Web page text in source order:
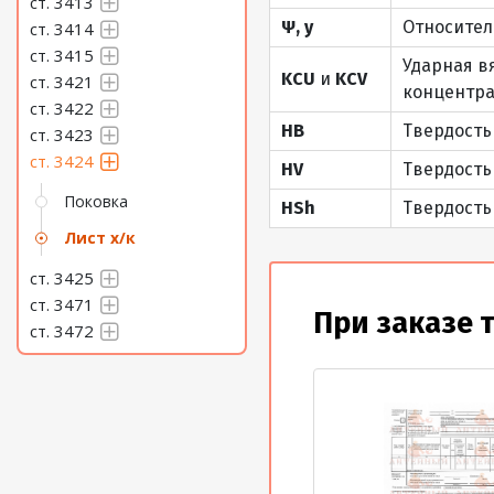
ст. 3414
ст. 3415
ст. 3421
ст. 3422
ст. 3423
ст. 3424
Поковка
Лист х/к
ст. 3425
ст. 3471
ст. 3472
Лист 3,9 Сталь 3424
Лист 4 Сталь 3424
Лист 4,2 Сталь 3424
Лист 4,5 Сталь 3424
Лист 4,8 Сталь 3424
Лист 5 Сталь 3424
Ψ, y
KCU и KCV
Ударная
HB
HV
HSh
При заказе